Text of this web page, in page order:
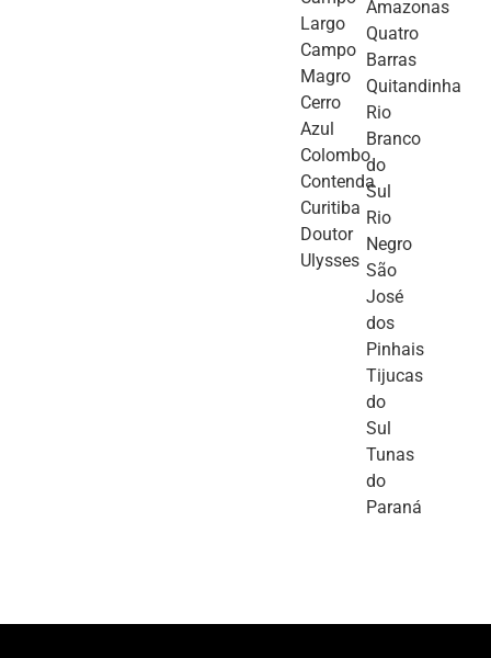
Largo
Campo
Magro
Cerro
Azul
Colombo
Contenda
Curitiba
Doutor
Ulysses
Amazonas
Quatro
Barras
Quitandinha
Rio
Branco
do
Sul
Rio
Negro
São
José
dos
Pinhais
Tijucas
do
Sul
Tunas
do
Paraná